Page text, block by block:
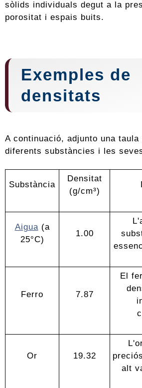
sòlids individuals degut a la
porositat i espais buits.
Exemples de
densitats
A continuació, adjunto una taula
diferents substàncies i les
Substància
Densitat
(g/cm³)
Aigua(a
25°C)
1.00
Ferro 7.87
El
Or 19.32
alt